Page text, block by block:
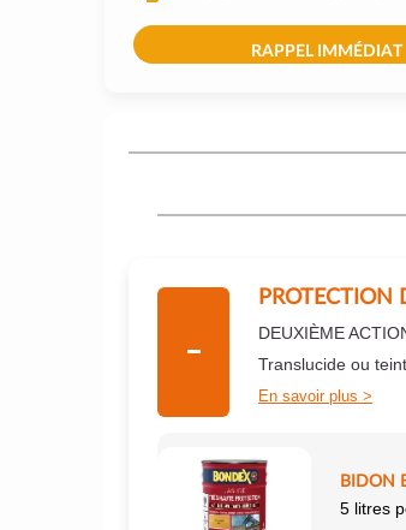
RAPPEL IMMÉDIAT
PROTECTION
DEUXIÈME
Translucide ou
En savoir plus
BIDON
5 litres